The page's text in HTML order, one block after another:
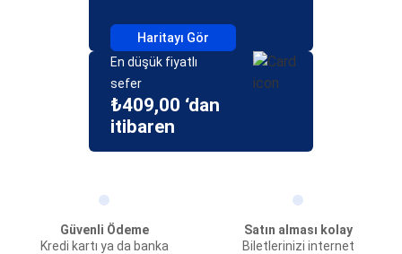
Haritayı Gör
En düşük fiyatlı
sefer
₺409,00 ‘dan
itibaren
Güvenli Ödeme
Kredi kartı ya da banka
Satın alması kolay
Biletlerinizi internet